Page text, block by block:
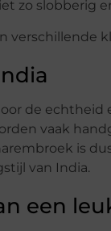
zo slobberig
de echtheid
vaak
is
van India.
een